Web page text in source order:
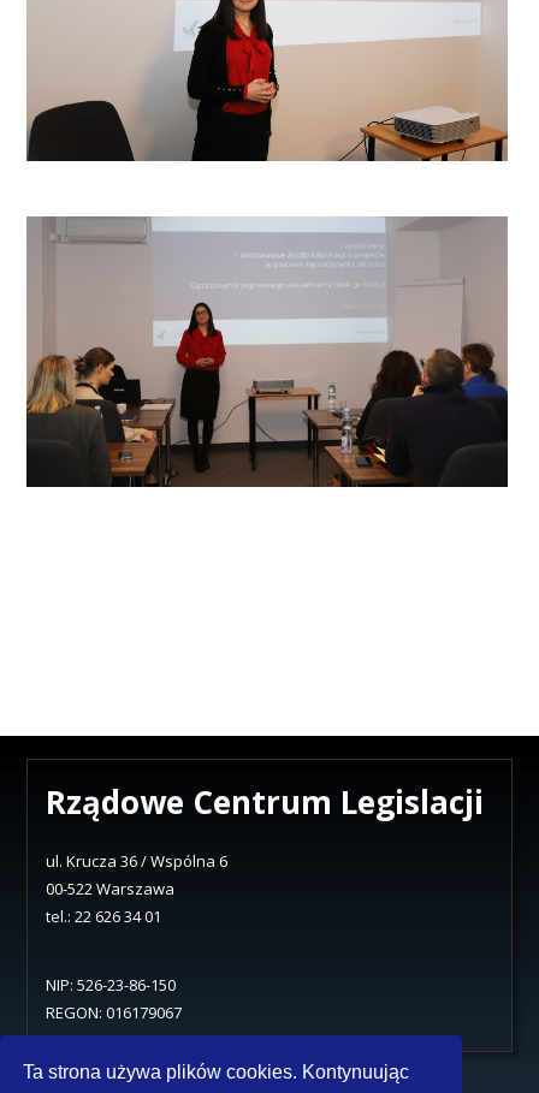
Ta strona używa plików cookies. Kontynuując
Rządowe Centrum Legislacji
ul. Krucza 36 / Wspólna 6
00-522 Warszawa
tel.: 22 626 34 01
NIP: 526-23-86-150
REGON: 016179067
~ Ochrona danych osobowych